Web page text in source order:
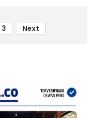
3 Next